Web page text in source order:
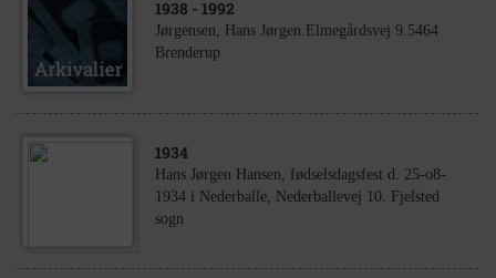
1938 - 1992
Jørgensen, Hans Jørgen.Elmegårdsvej 9.5464
Brenderup
1934
Hans Jørgen Hansen, fødselsdagsfest d. 25-o8-
1934 i Nederballe, Nederballevej 10. Fjelsted
sogn